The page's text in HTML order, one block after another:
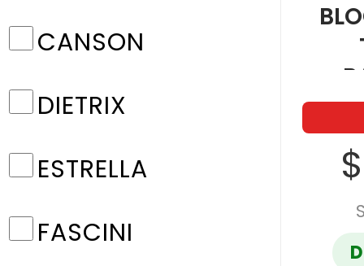
CANSON
DIETRIX
ESTRELLA
FASCINI